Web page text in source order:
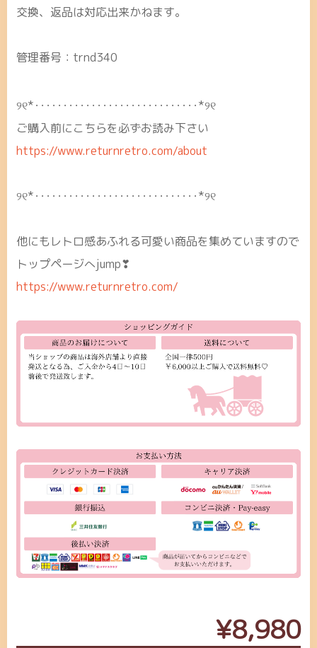
交換、返品は対応出来かねます。
管理番号：trnd340
୨୧*･････････････････････････････*୨୧
ご購入前にこちらを必ずお読み下さい
https://www.returnretro.com/about
୨୧*･････････････････････････････*୨୧
他にもレトロ感あふれる可愛い商品を集めていますので
トップページへjump❣
https://www.returnretro.com/
¥8,980